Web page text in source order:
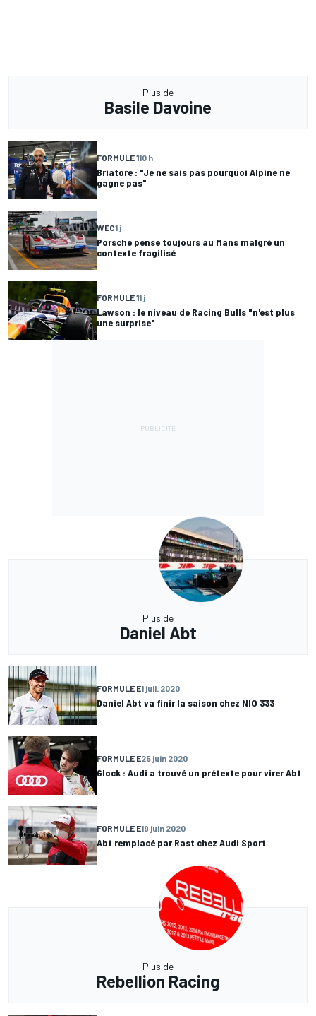
Plus de
Basile Davoine
FORMULE 110 h
Briatore : "Je ne sais pas pourquoi Alpine ne
gagne pas"
WEC1 j
Porsche pense toujours au Mans malgré un
contexte fragilisé
FORMULE 11 j
Lawson : le niveau de Racing Bulls "n'est plus
une surprise"
Plus de
Daniel Abt
FORMULE E1 juil. 2020
Daniel Abt va finir la saison chez NIO 333
FORMULE E25 juin 2020
Glock : Audi a trouvé un prétexte pour virer Abt
FORMULE E19 juin 2020
Abt remplacé par Rast chez Audi Sport
Plus de
Rebellion Racing